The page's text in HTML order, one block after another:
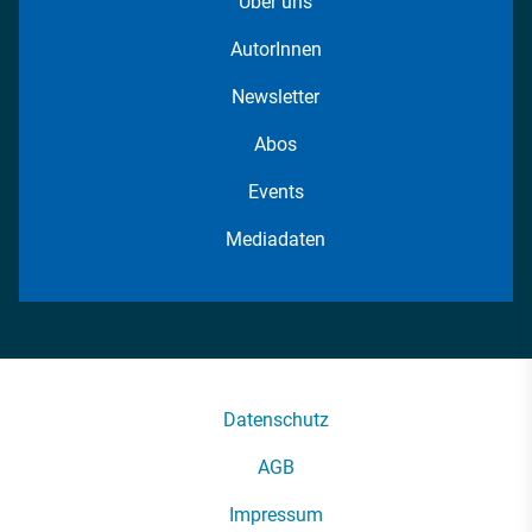
AutorInnen
Newsletter
Abos
Events
Mediadaten
Datenschutz
AGB
Impressum